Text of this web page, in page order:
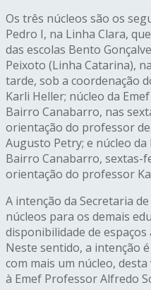
Os três núcleos são os
Pedro I, na Linha Clara,
das escolas Bento
Peixoto (Linha Catarina),
tarde, sob a coordenação
Karli Heller; núcleo da
Bairro Canabarro, nas
orientação do professor de
Augusto Petry; e núcleo
Bairro Canabarro, sextas-
orientação do professor
A intenção da Secretaria
núcleos para os demais
disponibilidade de
Neste sentido, a intenção
com mais um núcleo,
à Emef Professor Alfredo